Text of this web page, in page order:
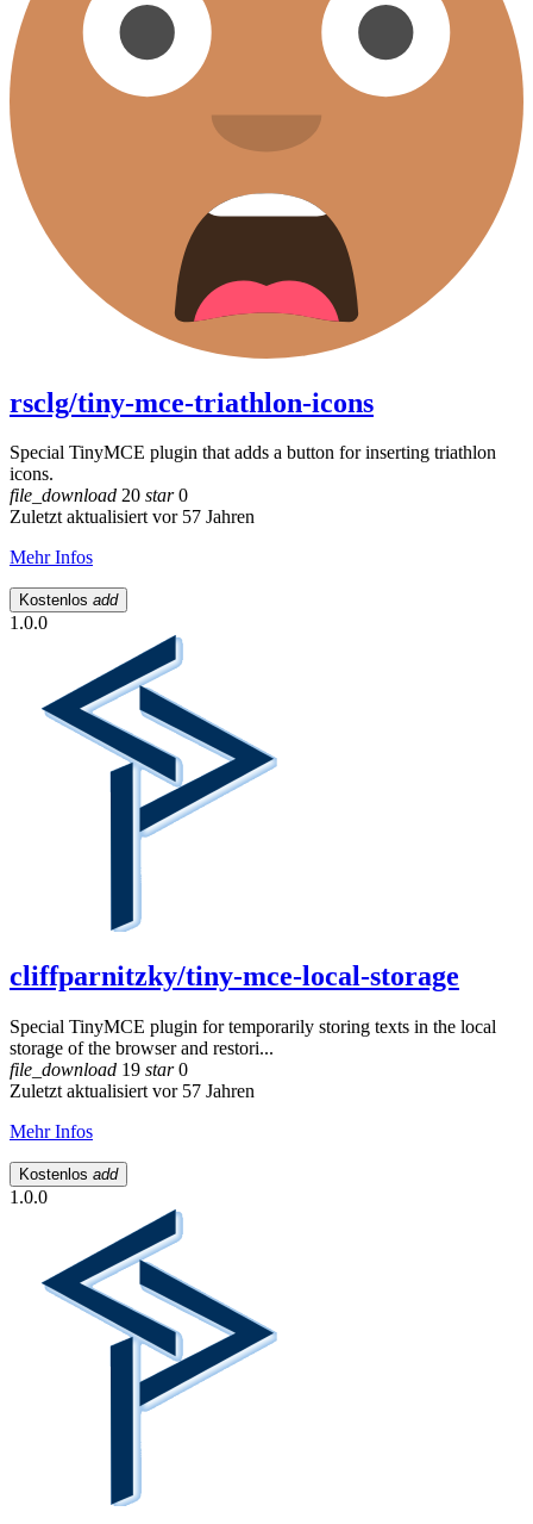
rsclg/tiny-mce-triathlon-icons
Special TinyMCE plugin that adds a button for inserting triathlon
icons.
file_download 20 star0
Zuletzt aktualisiert vor 57 Jahren
Mehr Infos
Kostenlos add
1.0.0
cliffparnitzky/tiny-mce-local-storage
Special TinyMCE plugin for temporarily storing texts in the local
storage of the browser and restori...
file_download 19 star0
Zuletzt aktualisiert vor 57 Jahren
Mehr Infos
Kostenlos add
1.0.0